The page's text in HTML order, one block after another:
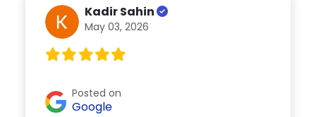
Kadir Sahin
May 03, 2026
Posted on
Google